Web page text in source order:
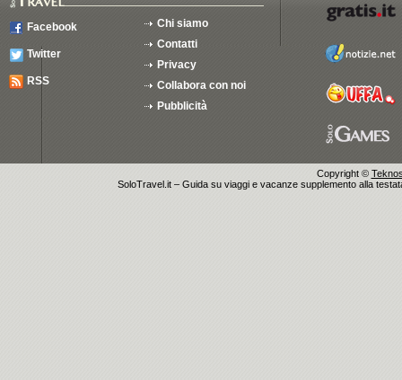
Facebook
Twitter
RSS
Chi siamo
Contatti
Privacy
Collabora con noi
Pubblicità
Copyright ©
SoloTravel.it – Guida su viaggi e vacanze supplemento alla